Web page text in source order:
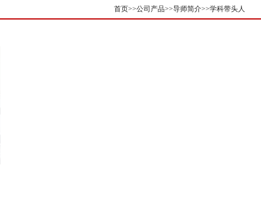
首页>>公司产品>>导师简介>>学科带头人